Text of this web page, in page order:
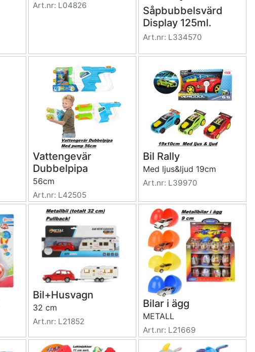
Art.nr: L04826
Såpbubbelsvärd
Display 125ml.
Art.nr: L334570
Vattengevär
Dubbelpipa
56cm
Art.nr: L42505
Bil Rally
Med ljus&ljud 19cm
Art.nr: L39970
Bil+Husvagn
32 cm
Art.nr: L21852
Bilar i ägg
METALL
Art.nr: L21669